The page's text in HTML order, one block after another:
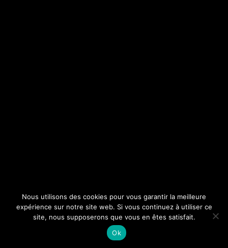
Nous utilisons des cookies pour vous garantir la meilleure
expérience sur notre site web. Si vous continuez à utiliser ce
site, nous supposerons que vous en êtes satisfait.
Ok